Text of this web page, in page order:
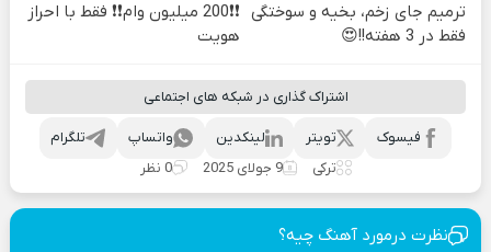
ترمیم جای زخم، بخیه و سوختگی
فقط در 3 هفته!!😍
❗❗200 میلیون وام❗❗ فقط با احراز
هویت
اشتراک گذاری در شبکه های اجتماعی
تلگرام واتساپ لینکدین تویتر
فیسوک
ترکی
9 جولای 2025 0 نظر
نظرت درمورد آهنگ چیه؟